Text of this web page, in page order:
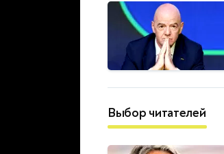
Выбор читателей